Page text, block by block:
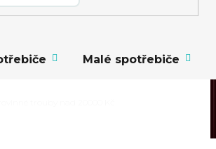
Malé spotřebiče